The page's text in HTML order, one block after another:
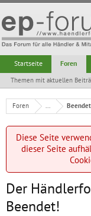
Foren ...
Diese Seite
dieser Seite
Der
Beendet!
Startseite Foren
Themen mit aktuellen